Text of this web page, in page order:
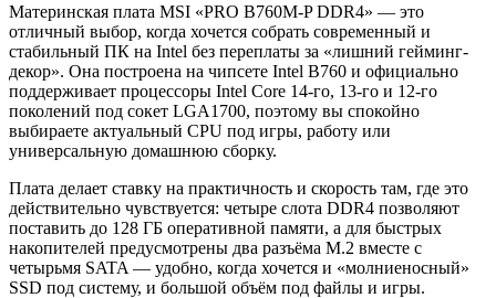
Материнская плата MSI «PRO B760M-P DDR4» — это
отличный выбор, когда хочется собрать современный и
стабильный ПК на Intel без переплаты за «лишний гейминг-
декор». Она построена на чипсете Intel B760 и официально
поддерживает процессоры Intel Core 14-го, 13-го и 12-го
поколений под сокет LGA1700, поэтому вы спокойно
выбираете актуальный CPU под игры, работу или
универсальную домашнюю сборку.
Плата делает ставку на практичность и скорость там, где это
действительно чувствуется: четыре слота DDR4 позволяют
поставить до 128 ГБ оперативной памяти, а для быстрых
накопителей предусмотрены два разъёма M.2 вместе с
четырьмя SATA — удобно, когда хочется и «молниеносный»
SSD под систему, и большой объём под файлы и игры.